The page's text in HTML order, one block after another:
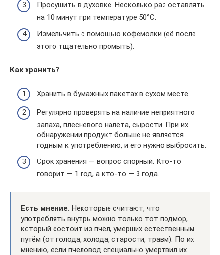
Просушить в духовке. Несколько раз оставлять
на 10 минут при температуре 50°С.
Измельчить с помощью кофемолки (её после
этого тщательно промыть).
Как хранить?
Хранить в бумажных пакетах в сухом месте.
Регулярно проверять на наличие неприятного
запаха, плесневого налёта, сырости. При их
обнаружении продукт больше не является
годным к употреблению, и его нужно выбросить.
Срок хранения — вопрос спорный. Кто-то
говорит — 1 год, а кто-то — 3 года.
Есть мнение. Некоторые считают, что
употреблять внутрь можно только тот подмор,
который состоит из пчёл, умерших естественным
путём (от голода, холода, старости, травм). По их
мнению, если пчеловод специально умертвил их